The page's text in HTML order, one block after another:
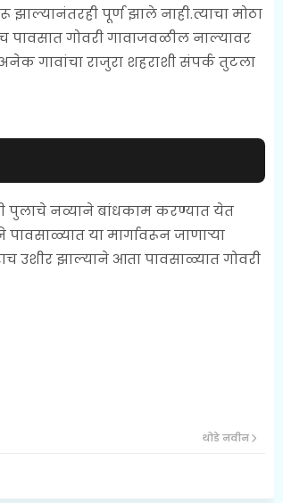
पूर्ण झाले नाही.त्याचा मोठा
गोवरी गावाजवळील नाल्यावर
गावांचा राजुरा शहराशी संपर्क तुटला
पुलाचे नव्याने बांधकाम करण्यात येत
या मार्गावरून जाणाऱ्या
उशीर झाल्याने आता पावसाळ्यात गोवरी
थोडे नवीन